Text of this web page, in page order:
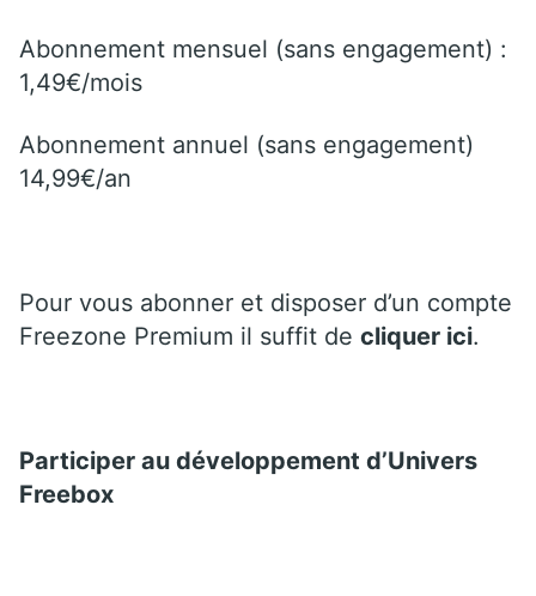
Abonnement mensuel (sans engagement) :
1,49€/mois
Abonnement annuel (sans engagement)
14,99€/an
Pour vous abonner et disposer d’un compte
Freezone Premium il suffit de cliquer ici.
Participer au développement d’Univers
Freebox